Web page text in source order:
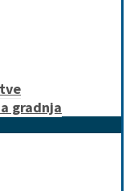
gradnja